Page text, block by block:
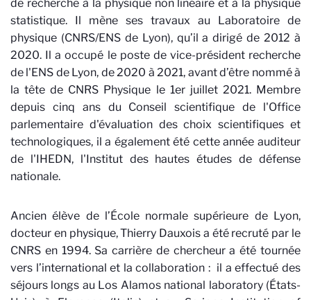
de recherche à la physique non linéaire et à la physique
statistique. Il mène ses travaux au Laboratoire de
physique (CNRS/ENS de Lyon), qu’il a dirigé de 2012 à
2020. Il a occupé le poste de vice-président recherche
de l'ENS de Lyon, de 2020 à 2021, avant d’être nommé à
la tête de CNRS Physique le 1er juillet 2021. Membre
depuis cinq ans du Conseil scientifique de l'Office
parlementaire d'évaluation des choix scientifiques et
technologiques, il a également été cette année auditeur
de l'IHEDN, l'Institut des hautes études de défense
nationale.
Ancien élève de l’École normale supérieure de Lyon,
docteur en physique, Thierry Dauxois a été recruté par le
CNRS en 1994. Sa carrière de chercheur a été tournée
vers l’international et la collaboration : il a effectué des
séjours longs au Los Alamos national laboratory (États-